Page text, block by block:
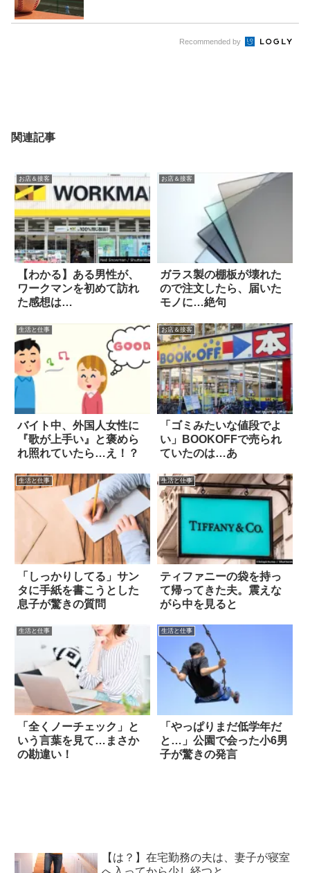
Recommended by
関連記事
お店＆接客
【わかる】ある男性が、
ワークマンを初めて訪れ
た感想は…
お店＆接客
ガラス製の棚板が壊れた
ので注文したら、届いた
モノに…絶句
生活と仕事
バイト中、外国人女性に
『歌が上手い』と褒めら
れ照れていたら…え！？
お店＆接客
「ゴミみたいな値段でよ
い」BOOKOFFで売られ
ていたのは…あ
生活と仕事
「しっかりしてる」サン
タに手紙を書こうとした
息子が驚きの質問
生活と仕事
ティファニーの袋を持っ
て帰ってきた夫。震えな
がら中を見ると
生活と仕事
「全くノーチェック」と
いう言葉を見て…まさか
の勘違い！
生活と仕事
「やっぱりまだ低学年だ
と…」公園で会った小6男
子が驚きの発言
【は？】在宅勤務の夫は、妻子が寝室